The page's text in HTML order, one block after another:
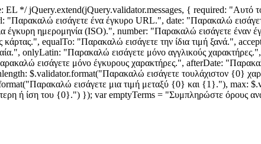
*/ jQuery.extend(jQuery.validator.messages, { required: "Αυτό
"Παρακαλώ εισάγετε ένα έγκυρο URL.", date: "Παρακαλώ
ημερομηνία (ISO).", number: "Παρακαλώ εισάγετε έναν
equalTo: "Παρακαλώ εισάγετε την ίδια τιμή ξανά.",
onlyLatin: "Παρακαλώ εισάγετε μόνο αγγλικούς χαρακτήρες.",
εισάγετε μόνο έγκυρους χαρακτήρες.", afterDate:
$.validator.format("Παρακαλώ εισάγετε τουλάχιστον {0}
εισάγετε μια τιμή μεταξύ {0} και {1}."), max:
ή ίση του {0}.") }); var emptyTerms = "Συμπληρώστε όρους